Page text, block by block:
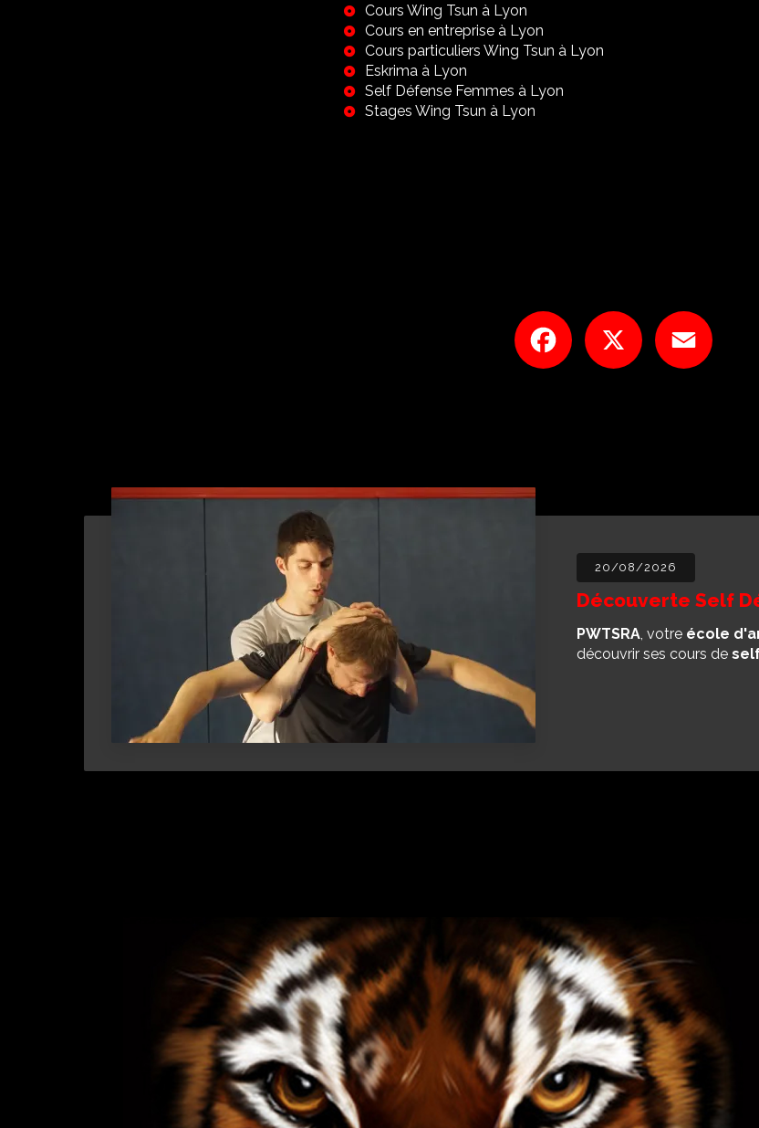
Cours Wing Tsun à Lyon
Cours en entreprise à Lyon
Cours particuliers Wing Tsun à Lyon
Eskrima à Lyon
Self Défense Femmes à Lyon
Stages Wing Tsun à Lyon
Facebook
20/08/2026
Découverte Self
PWTSRA , votre école
découvrir ses cours de